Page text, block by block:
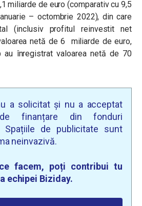
miliarde de euro (comparativ cu 9,5
– octombrie 2022), din care
(inclusiv profitul reinvestit net
netă de 6 miliarde de euro,
au înregistrat valoarea netă de 70
a solicitat și nu a acceptat
finanțare din fonduri
Spațiile de publicitate sunt
neinvazivă.
facem, poți contribui tu
echipei Biziday.